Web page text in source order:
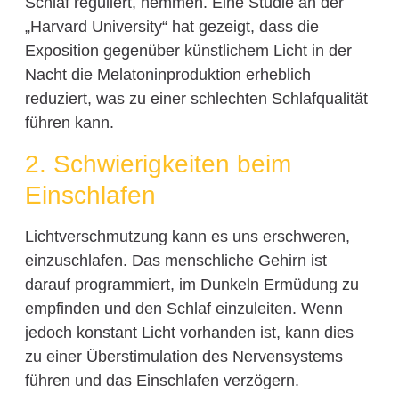
„Harvard University“ hat gezeigt, dass die
Exposition gegenüber künstlichem Licht in der
Nacht die Melatoninproduktion erheblich
reduziert, was zu einer schlechten Schlafqualität
führen kann.
2. Schwierigkeiten beim
Einschlafen
Lichtverschmutzung kann es uns erschweren,
einzuschlafen. Das menschliche Gehirn ist
darauf programmiert, im Dunkeln Ermüdung zu
empfinden und den Schlaf einzuleiten. Wenn
jedoch konstant Licht vorhanden ist, kann dies
zu einer Überstimulation des Nervensystems
führen und das Einschlafen verzögern.